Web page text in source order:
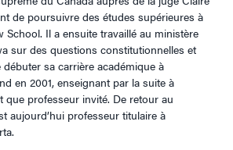
de poursuivre des études supérieures à
School. Il a ensuite travaillé au ministère
sur des questions constitutionnelles et
sa carrière académique à
en 2001, enseignant par la suite à
que professeur invité. De retour au
aujourd’hui professeur titulaire à